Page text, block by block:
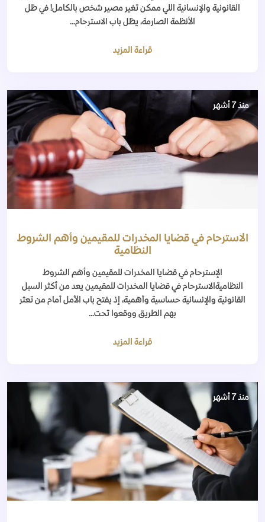
القانونية والإنسانية اللي ممكن تغير مصير شخص بالكامل! في ظل
الأنظمة الصارمة، يظل باب الاسترحام...
قراءة المزيد
منذ 7 أشهر
الاسترحام في قضايا المخدرات للمقيمين وأهم الشروط
النظامية
الإسترحام في قضايا المخدرات للمقيمين وأهم الشروط
النظاميةالاسترحام في قضايا المخدرات للمقيمين يعد من أكثر السبل
القانونية والإنسانية حساسية وأهمية، إذ يفتح باب الأمل أمام من تعثر
بهم الطريق ووقعوا تحت...
قراءة المزيد
منذ 7 أشهر